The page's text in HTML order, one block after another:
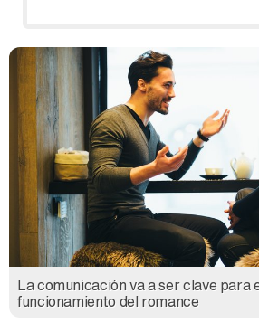
La comunicación va a ser clave para
funcionamiento del romance